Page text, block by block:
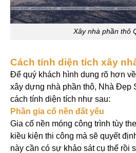
Xây nhà phần thô
Cách tính diện tích xây
Để quý khách hình dung rõ hơn
xây dựng nhà phần thô, Nhà Đẹp
cách tính diện tích như sau:
Phần gia cố nền đất yếu
Gia cố nền móng công trình tùy
kiều kiện thi công mà sẽ quyết
này cần có sự khảo sát cụ thể rồi